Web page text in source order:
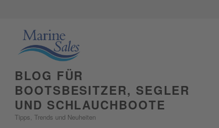
BLOG FÜR
BOOTSBESITZER, SEGLER
UND SCHLAUCHBOOTE
Tipps, Trends und Neuheiten